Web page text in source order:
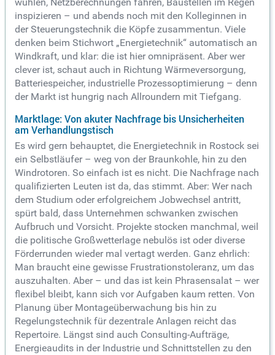
wühlen, Netzberechnungen fahren, Baustellen im Regen
inspizieren – und abends noch mit den Kolleginnen in
der Steuerungstechnik die Köpfe zusammentun. Viele
denken beim Stichwort „Energietechnik“ automatisch an
Windkraft, und klar: die ist hier omnipräsent. Aber wer
clever ist, schaut auch in Richtung Wärmeversorgung,
Batteriespeicher, industrielle Prozessoptimierung – denn
der Markt ist hungrig nach Allroundern mit Tiefgang.
Marktlage: Von akuter Nachfrage bis Unsicherheiten
am Verhandlungstisch
Es wird gern behauptet, die Energietechnik in Rostock sei
ein Selbstläufer – weg von der Braunkohle, hin zu den
Windrotoren. So einfach ist es nicht. Die Nachfrage nach
qualifizierten Leuten ist da, das stimmt. Aber: Wer nach
dem Studium oder erfolgreichem Jobwechsel antritt,
spürt bald, dass Unternehmen schwanken zwischen
Aufbruch und Vorsicht. Projekte stocken manchmal, weil
die politische Großwetterlage nebulös ist oder diverse
Förderrunden wieder mal vertagt werden. Ganz ehrlich:
Man braucht eine gewisse Frustrationstoleranz, um das
auszuhalten. Aber – und das ist kein Phrasensalat – wer
flexibel bleibt, kann sich vor Aufgaben kaum retten. Von
Planung über Montageüberwachung bis hin zu
Regelungstechnik für dezentrale Anlagen reicht das
Repertoire. Längst sind auch Consulting-Aufträge,
Energieaudits in der Industrie und Schnittstellen zu den